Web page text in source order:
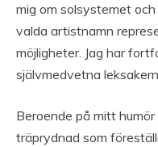
mig om solsystemet
valda artistnamn
möjligheter. Jag har
självmedvetna
Beroende på mitt
träprydnad som